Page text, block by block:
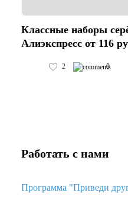
Классные наборы
Алиэкспресс от 116
2 0
Работать с нами
Программа "Приведи